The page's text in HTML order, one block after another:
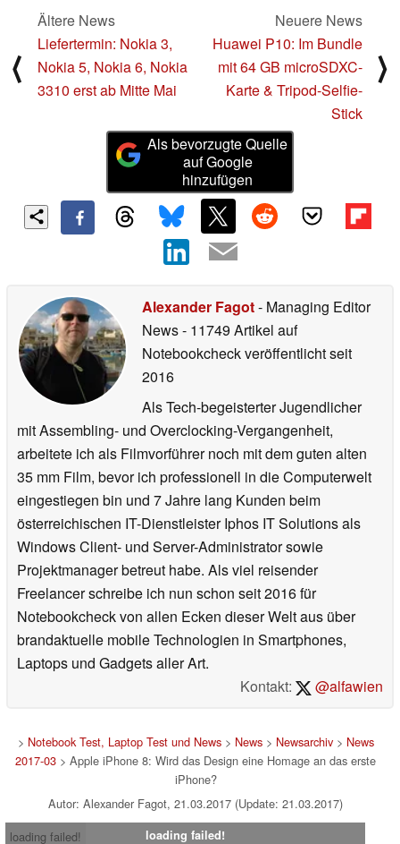
⟨
Ältere News
Liefertermin: Nokia 3,
Nokia 5, Nokia 6, Nokia
3310 erst ab Mitte Mai
Neuere News
Huawei P10: Im Bundle
mit 64 GB microSDXC-
Karte & Tripod-Selfie-
Stick
⟩
Als bevorzugte Quelle
auf Google
hinzufügen
Alexander Fagot- Managing Editor
News- 11749 Artikel auf
Notebookcheck veröffentlichtseit
2016
Als Tech-begeisterter Jugendlicher
mit Assembling- und Overclocking-Vergangenheit,
arbeitete ich als Filmvorführer noch mit dem guten alten
35 mm Film, bevor ich professionell in die Computerwelt
eingestiegen bin und 7 Jahre lang Kunden beim
österreichischen IT-Dienstleister Iphos IT Solutions als
Windows Client- und Server-Administrator sowie
Projektmanager betreut habe. Als viel reisender
Freelancer schreibe ich nun schon seit 2016 für
Notebookcheck von allen Ecken dieser Welt aus über
brandaktuelle mobile Technologien in Smartphones,
Laptops und Gadgets aller Art.
Kontakt:
@alfawien
> Notebook Test, Laptop Test und News> News> Newsarchiv> News
2017-03 > Apple iPhone 8: Wird das Design eine Homage an das erste
iPhone?
Autor: Alexander Fagot, 21.03.2017 (Update: 21.03.2017)
loading failed!
loading failed!